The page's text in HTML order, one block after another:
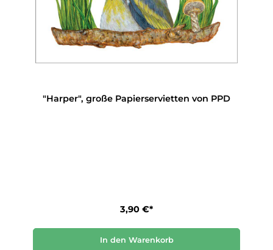
"Harper", große Papierservietten von PPD
3,90 €*
In den Warenkorb